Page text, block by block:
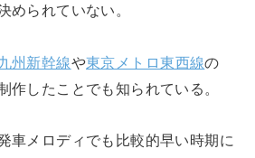
められていない。
州新幹線や東京メトロ東西線の
作したことでも知られている。
車メロディでも比較的早い時期に